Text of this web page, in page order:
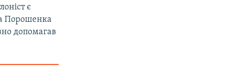
є
Порошенка
допомагав